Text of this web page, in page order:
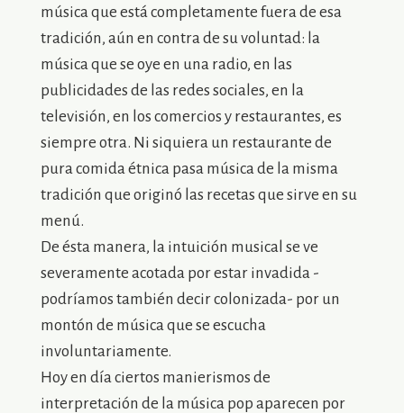
música que está completamente fuera de esa
tradición, aún en contra de su voluntad: la
música que se oye en una radio, en las
publicidades de las redes sociales, en la
televisión, en los comercios y restaurantes, es
siempre otra. Ni siquiera un restaurante de
pura comida étnica pasa música de la misma
tradición que originó las recetas que sirve en su
menú.
De ésta manera, la intuición musical se ve
severamente acotada por estar invadida -
podríamos también decir colonizada- por un
montón de música que se escucha
involuntariamente.
Hoy en día ciertos manierismos de
interpretación de la música pop aparecen por